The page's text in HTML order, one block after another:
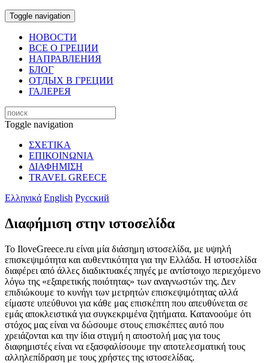
Toggle navigation
НОВОСТИ
ВСЕ О ГРЕЦИИ
НАПРАВЛЕНИЯ
БЛОГ
ОТДЫХ В ГРЕЦИИ
ГАЛЕРЕЯ
Toggle navigation
ΣΧΕΤΙΚΑ
ΕΠΙΚΟΙΝΩΝΙΑ
ΔΙΑΦΗΜΙΣΗ
TRAVEL GREECE
Ελληνικά English Русский
Διαφήμιση στην ιστοσελίδα
Το IloveGreece.ru είναι μία διάσημη ιστοσελίδα, με υψηλή
επισκεψιμότητα και αυθεντικότητα για την Ελλάδα. Η ιστοσελίδα
διαφέρει από άλλες διαδικτυακές πηγές με αντίστοιχο περιεχόμενο
λόγω της «εξαιρετικής ποιότητας» των αναγνωστών της. Δεν
επιδιώκουμε το κυνήγι των μετρητών επισκεψιμότητας αλλά
είμαστε υπεύθυνοι για κάθε μας επισκέπτη που απευθύνεται σε
εμάς αποκλειστικά για συγκεκριμένα ζητήματα. Κατανοούμε ότι
στόχος μας είναι να δώσουμε στους επισκέπτες αυτό που
χρειάζονται και την ίδια στιγμή η αποστολή μας για τους
διαφημιστές είναι να εξασφαλίσουμε την αποτελεσματική τους
αλληλεπίδραση με τους χρήστες της ιστοσελίδας.